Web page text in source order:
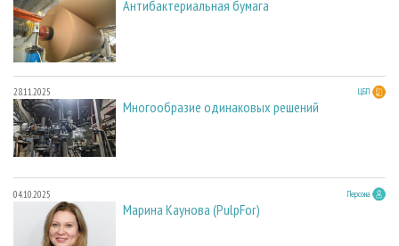
Антибактериальная бумага
28.11.2025 ЦБП
Многообразие одинаковых решений
04.10.2025 Персона
Марина Каунова (PulpFor)